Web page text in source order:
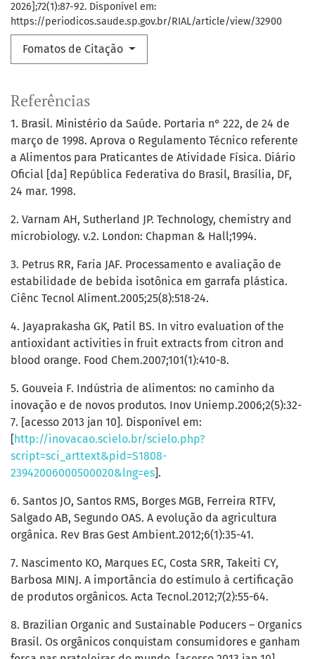
2026];72(1):87-92. Disponível em:
https://periodicos.saude.sp.gov.br/RIAL/article/view/32900
Fomatos de Citação
Referências
1. Brasil. Ministério da Saúde. Portaria n° 222, de 24 de
março de 1998. Aprova o Regulamento Técnico referente
a Alimentos para Praticantes de Atividade Física. Diário
Oficial [da] República Federativa do Brasil, Brasília, DF,
24 mar. 1998.
2. Varnam AH, Sutherland JP. Technology, chemistry and
microbiology. v.2. London: Chapman & Hall;1994.
3. Petrus RR, Faria JAF. Processamento e avaliação de
estabilidade de bebida isotônica em garrafa plástica.
Ciênc Tecnol Aliment.2005;25(8):518-24.
4. Jayaprakasha GK, Patil BS. In vitro evaluation of the
antioxidant activities in fruit extracts from citron and
blood orange. Food Chem.2007;101(1):410-8.
5. Gouveia F. Indústria de alimentos: no caminho da
inovação e de novos produtos. Inov Uniemp.2006;2(5):32-
7. [acesso 2013 jan 10]. Disponível em:
[ http://inovacao.scielo.br/scielo.php?
script=sci_arttext&pid=S1808-
23942006000500020&lng=es].
6. Santos JO, Santos RMS, Borges MGB, Ferreira RTFV,
Salgado AB, Segundo OAS. A evolução da agricultura
orgânica. Rev Bras Gest Ambient.2012;6(1):35-41.
7. Nascimento KO, Marques EC, Costa SRR, Takeiti CY,
Barbosa MINJ. A importância do estímulo à certificação
de produtos orgânicos. Acta Tecnol.2012;7(2):55-64.
8. Brazilian Organic and Sustainable Poducers – Organics
Brasil. Os orgânicos conquistam consumidores e ganham